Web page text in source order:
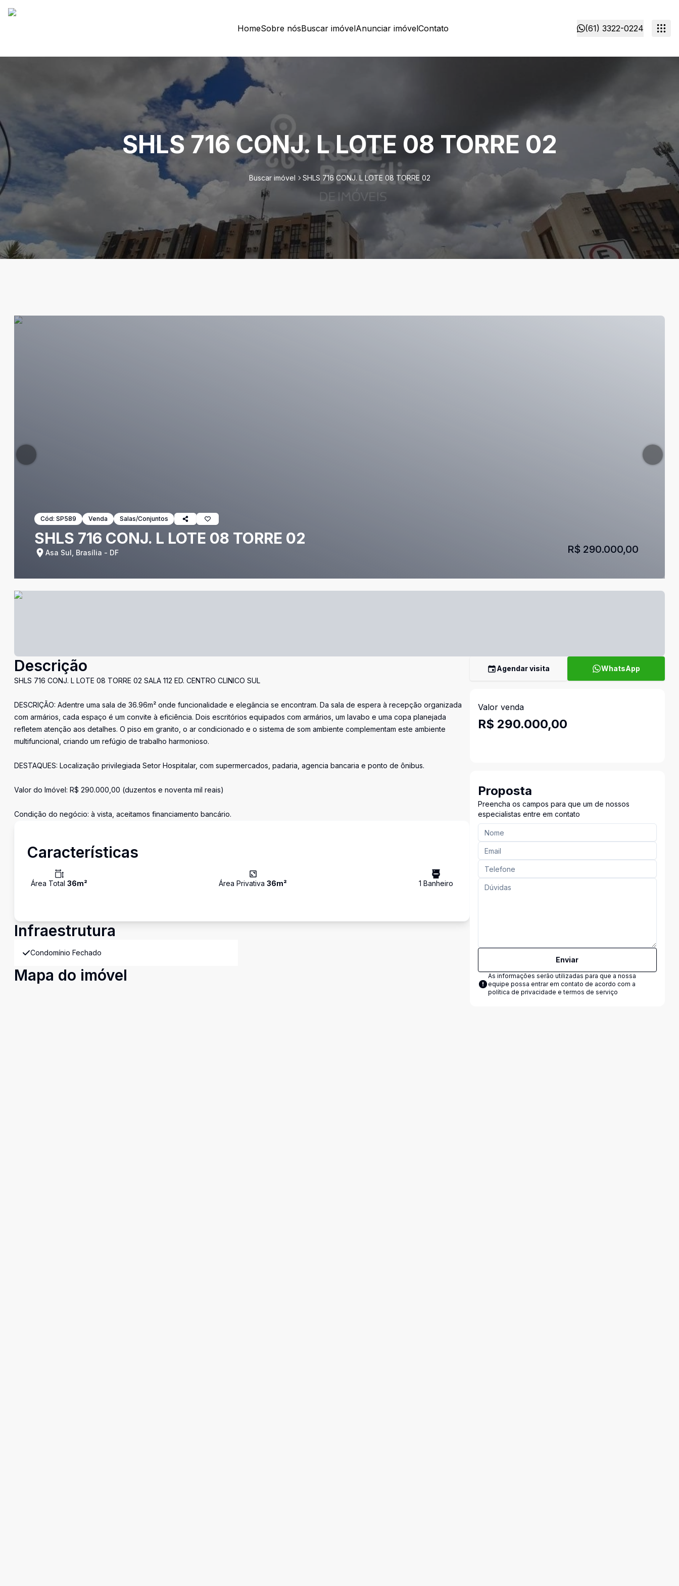
HomeSobre nósBuscar imóvelAnunciar imóvelContato (61) 3322-0224
SHLS 716 CONJ. L LOTE 08 TORRE 02
Buscar imóvel SHLS 716 CONJ. L LOTE 08 TORRE 02
Cód: SP589 Venda Salas/Conjuntos
SHLS 716 CONJ. L LOTE 08 TORRE 02
Asa Sul, Brasília - DF R$ 290.000,00
Descrição
SHLS 716 CONJ. L LOTE 08 TORRE 02 SALA 112 ED. CENTRO CLINICO SUL
DESCRIÇÃO: Adentre uma sala de 36.96m² onde funcionalidade e elegância se encontram. Da sala de espera à recepção organizada
com armários, cada espaço é um convite à eficiência. Dois escritórios equipados com armários, um lavabo e uma copa planejada
refletem atenção aos detalhes. O piso em granito, o ar condicionado e o sistema de som ambiente complementam este ambiente
multifuncional, criando um refúgio de trabalho harmonioso.
DESTAQUES: Localização privilegiada Setor Hospitalar, com supermercados, padaria, agencia bancaria e ponto de ônibus.
Valor do Imóvel: R$ 290.000,00 (duzentos e noventa mil reais)
Condição do negócio: à vista, aceitamos financiamento bancário.
Características
Área Total 36m² Área Privativa36m² 1 Banheiro
Infraestrutura
Condomínio Fechado
Mapa do imóvel
Agendar visita WhatsApp
Valor venda
R$ 290.000,00
Proposta
Preencha os campos para que um de nossos
especialistas entre em contato
Enviar
As informações serão utilizadas para que a nossa
equipe possa entrar em contato de acordo com a
política de privacidade e termos de serviço